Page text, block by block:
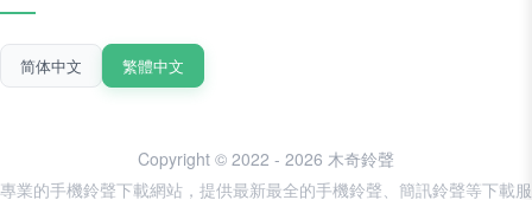
简体中文 繁體中文
Copyright © 2022 - 2026 木奇鈴聲
專業的手機鈴聲下載網站，提供最新最全的手機鈴聲、簡訊鈴聲等下載服